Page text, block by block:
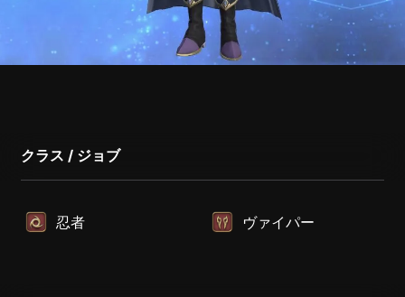
クラス / ジョブ
忍者 ヴァイパー